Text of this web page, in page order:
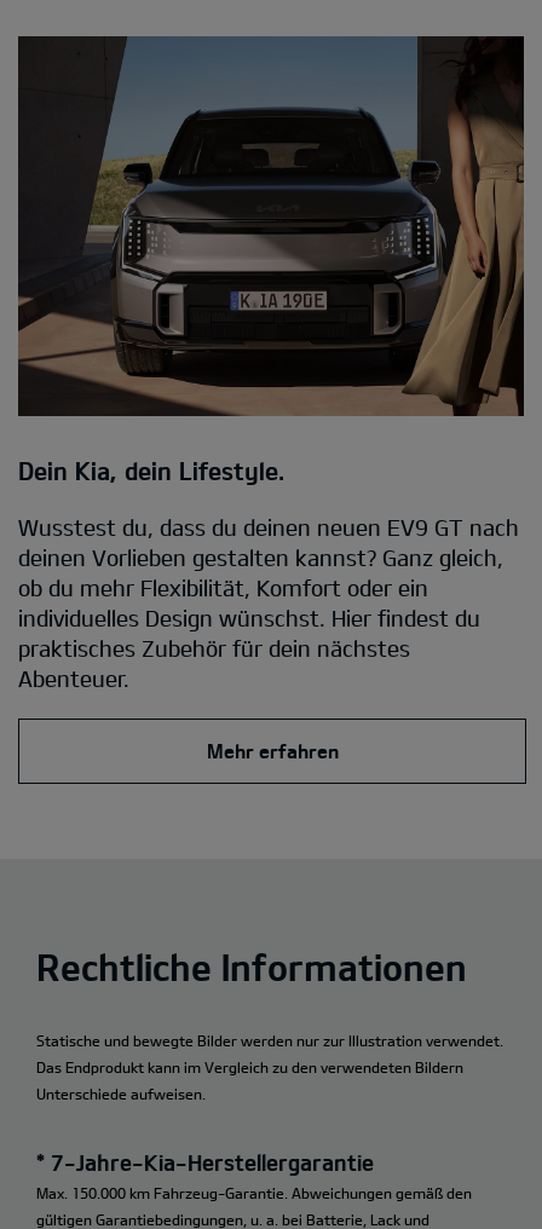
Dein Kia, dein Lifestyle.
Wusstest du, dass du deinen neuen EV9 GT nach
deinen Vorlieben gestalten kannst? Ganz gleich,
ob du mehr Flexibilität, Komfort oder ein
individuelles Design wünschst. Hier findest du
praktisches Zubehör für dein nächstes
Abenteuer.
Mehr erfahren
Rechtliche Informationen
Statische und bewegte Bilder werden nur zur Illustration verwendet.
Das Endprodukt kann im Vergleich zu den verwendeten Bildern
Unterschiede aufweisen.
* 7-Jahre-Kia-Herstellergarantie
Max. 150.000 km Fahrzeug-Garantie. Abweichungen gemäß den
gültigen Garantiebedingungen, u. a. bei Batterie, Lack und